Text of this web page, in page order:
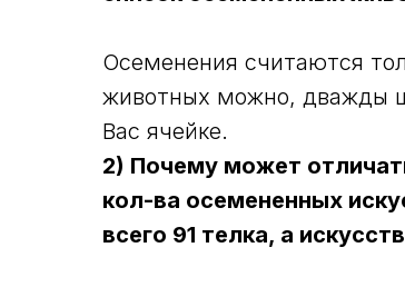
Осеменения считаются
животных можно, дважды
Вас ячейке.
2) Почему может
кол-ва осемененных
всего 91 телка, а